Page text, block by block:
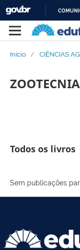
Início / CIÊNCIAS
ZOOTECNIA
Todos os livros
Sem publicações